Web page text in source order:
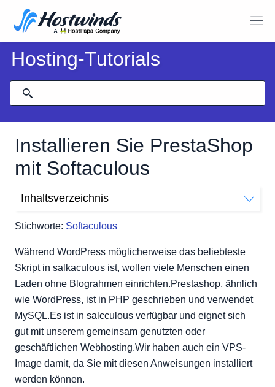
Hosting-Tutorials
Installieren Sie PrestaShop
mit Softaculous
Stichworte: Softaculous
Inhaltsverzeichnis
Während WordPress möglicherweise das beliebteste
Skript in salkaculous ist, wollen viele Menschen einen
Laden ohne Blograhmen einrichten.Prestashop, ähnlich
wie WordPress, ist in PHP geschrieben und verwendet
MySQL.Es ist in salcculous verfügbar und eignet sich
gut mit unserem gemeinsam genutzten oder
geschäftlichen Webhosting.Wir haben auch ein VPS-
Image damit, da Sie mit diesen Anweisungen installiert
werden können.